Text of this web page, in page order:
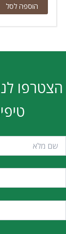
הוספה לסל
הצטרפו